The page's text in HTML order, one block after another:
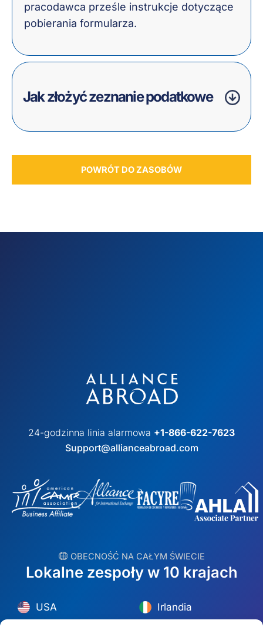
pracodawca prześle instrukcje dotyczące
pobierania formularza.
Jak złożyć zeznanie podatkowe
POWRÓT DO ZASOBÓW
24-godzinna linia alarmowa +1-866-622-7623
Support@allianceabroad.com
︎ OBECNOŚĆ NA CAŁYM ŚWIECIE
Lokalne zespoły w 10 krajach
USA Irlandia